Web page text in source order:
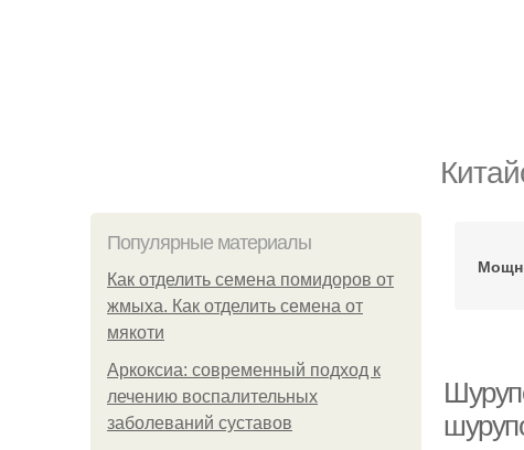
Популярные материалы
Как отделить семена помидоров от
жмыха. Как отделить семена от
мякоти
Аркоксиа: современный подход к
лечению воспалительных
заболеваний суставов